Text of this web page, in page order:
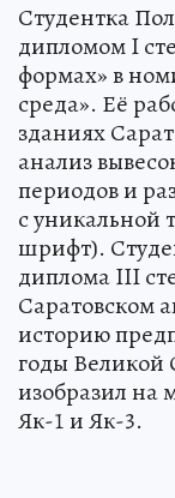
Студентка
дипломом I
формах» в
среда». Её
зданиях
анализ
периодов и
с уникальной
шрифт).
диплома III
Саратовском
историю
годы Великой
изобразил на
Як-1 и Як-3.